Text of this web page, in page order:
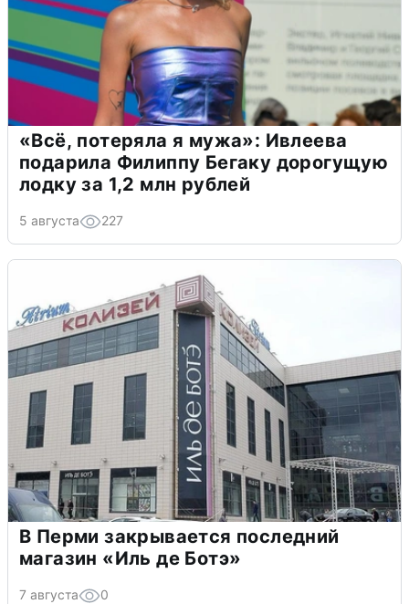
«Всё, потеряла я мужа»: Ивлеева
подарила Филиппу Бегаку дорогущую
лодку за 1,2 млн рублей
5 августа 227
В Перми закрывается последний
магазин «Иль де Ботэ»
7 августа 0